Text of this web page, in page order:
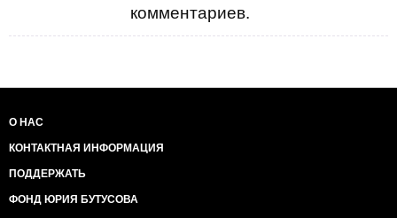
комментариев.
О НАС
КОНТАКТНАЯ ИНФОРМАЦИЯ
ПОДДЕРЖАТЬ
ФОНД ЮРИЯ БУТУСОВА